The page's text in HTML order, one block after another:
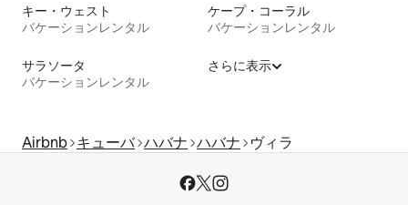
キー・ウェスト
バケーションレンタル
ケープ・コーラル
バケーションレンタル
サラソータ
バケーションレンタル
さらに表示
Airbnb キューバ ハバナ ハバナ ヴィラ